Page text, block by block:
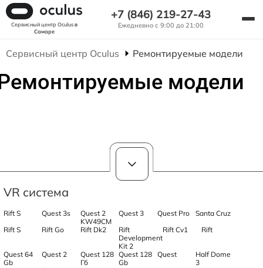
Сервисный центр Oculusв
Самаре
+7 (846) 219-27-43
Ежедневно с 9:00 до 21:00
Сервисный центр Oculus Ремонтируемые модели
модели
VR система
Rift S Quest 3s
Quest 2
KW49CM
Quest 3 Quest Pro
Santa Cruz
Rift S
Rift Go Rift Dk2
Rift
Development
Kit 2
Rift Cv1 Rift
Quest 64
Gb
Quest 2
Quest 128
Гб
Quest 128
Gb
Quest
Half Dome
3